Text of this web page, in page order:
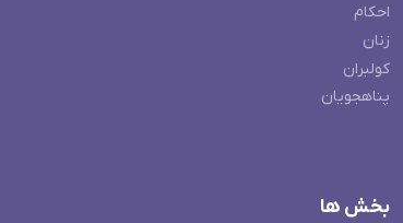
احکام
زنان
کولبران
پناهجویان
بخش ها